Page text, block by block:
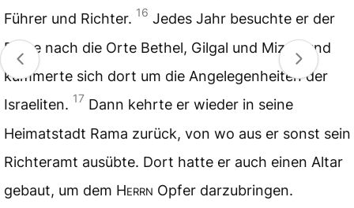
Führer und Richter. 16 Jedes Jahr besuchte er der
Reihe nach die Orte Bethel, Gilgal und Mizpa und
kümmerte sich dort um die Angelegenheiten der
Israeliten. 17 Dann kehrte er wieder in seine
Heimatstadt Rama zurück, von wo aus er sonst sein
Richteramt ausübte. Dort hatte er auch einen Altar
gebaut, um dem Herrn Opfer darzubringen.